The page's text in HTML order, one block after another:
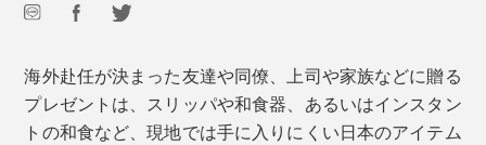
海外赴任が決まった友達や同僚、上司や家族などに贈る
プレゼントは、スリッパや和食器、あるいはインスタン
トの和食など、現地では手に入りにくい日本のアイテム